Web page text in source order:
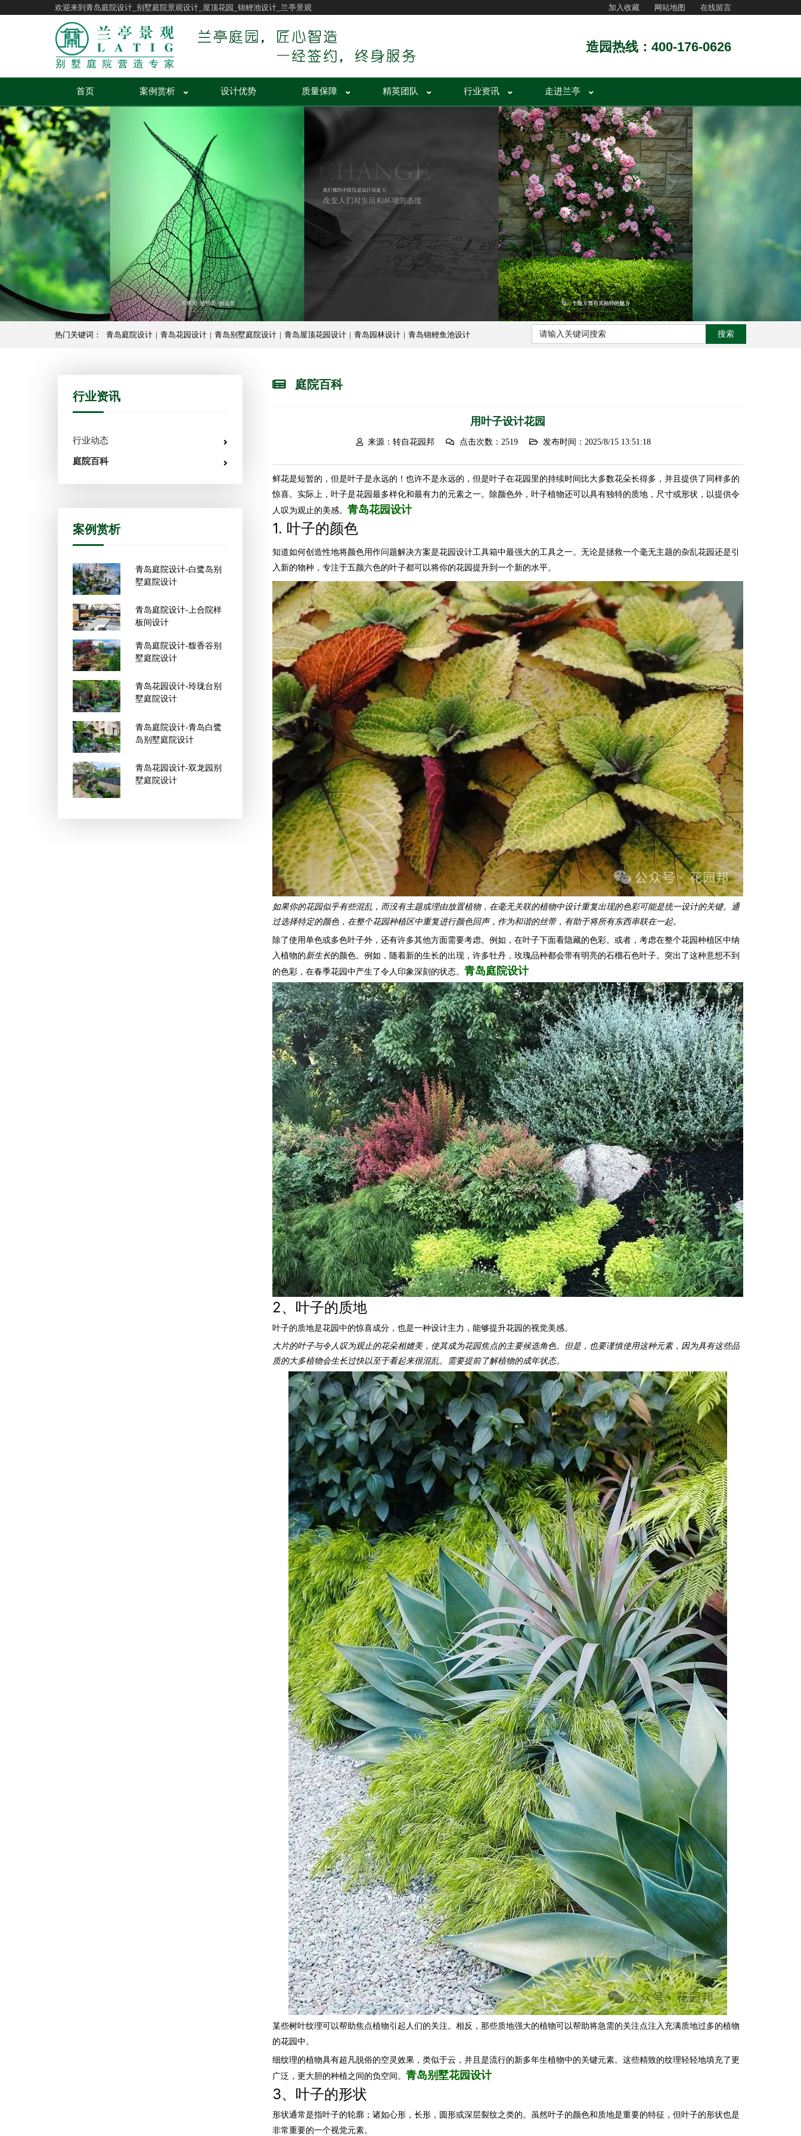
加入收藏 网站地图 在线留言
欢迎来到青岛庭院设计_别墅庭院景观设计_屋顶花园_锦鲤池设计_兰亭景观
造园热线：400-176-0626
首页 案例赏析 设计优势 质量保障 精英团队 行业资讯 走进兰亭
热门关键词： 青岛庭院设计 | 青岛花园设计 | 青岛别墅庭院设计 | 青岛屋顶花园设计 | 青岛园林设计 | 青岛锦鲤鱼池设计
庭院百科
用叶子设计花园
来源：转自花园邦 点击次数：2519 发布时间：2025/8/15 13:51:18
鲜花是短暂的，但是叶子是永远的！也许不是永远的，但是叶子在花园里的持续时间比大多数花朵长得多，并且提供了同样多的
惊喜。实际上，叶子是花园最多样化和最有力的元素之一。除颜色外， 叶子植物还可以具有独特的质地，尺寸或形状，以提供令
人叹为观止的美感。 青岛花园设计
1. 叶子的颜色
知道如何创造性地将颜色用作问题解决方案是花园设计工具箱中最强大的工具之一。无论是拯救一个毫无主题的杂乱花园还是引
入新的物种，专注于五颜六色的叶子都可以将你的花园提升到一个新的水平。
如果你的花园似乎有些混乱，而没有主题或理由放置植物，在毫无关联的植物中设计重复出现的色彩可能是统一设计的关键。通
过选择特定的颜色，在整个花园种植区中重复进行颜色回声，作为和谐的丝带，有助于将所有东西串联在一起。
除了使用单色或多色叶子外，还有许多其他方面需要考虑。例如，在叶子下面看隐藏的色彩。或者，考虑在整个花园种植区中纳
入植物的新生长的颜色。例如，随着新的生长的出现，许多牡丹，玫瑰品种都会带有明亮的石榴石色叶子。突出了这种意想不到
的色彩，在春季花园中产生了令人印象深刻的状态。 青岛庭院设计
2、叶子的质地
叶子的质地是花园中的惊喜成分，也是一种设计主力，能够提升花园的视觉美感。
大片的叶子与令人叹为观止的花朵相媲美，使其成为花园焦点的主要候选角色。但是，也要谨慎使用这种元素，因为具有这些品
质的大多植物会生长过快以至于看起来很混乱。需要提前了解植物的成年状态。
某些树叶纹理可以帮助焦点植物引起人们的关注。相反，那些质地强大的植物可以帮助将急需的关注点注入充满质地过多的植物
的花园中。
细纹理的植物具有超凡脱俗的空灵效果，类似于云，并且是流行的新多年生植物中的关键元素。这些精致的纹理轻轻地填充了更
广泛，更大胆的种植之间的负空间。 青岛别墅花园设计
3、叶子的形状
形状通常是指叶子的轮廓；诸如心形，长形，圆形或深层裂纹之类的。虽然叶子的颜色和质地是重要的特征，但叶子的形状也是
非常重要的一个视觉元素。
行业资讯
行业动态
庭院百科
案例赏析
青岛庭院设计-白鹭岛别
墅庭院设计
青岛庭院设计-上合院样
板间设计
青岛庭院设计-馥香谷别
墅庭院设计
青岛花园设计-玲珑台别
墅庭院设计
青岛庭院设计-青岛白鹭
岛别墅庭院设计
青岛花园设计-双龙园别
墅庭院设计